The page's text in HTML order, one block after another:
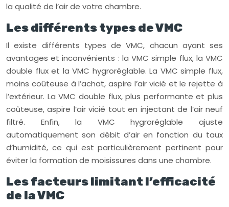
la qualité de l’air de votre chambre.
Les différents types de VMC
Il existe différents types de VMC, chacun ayant ses
avantages et inconvénients : la VMC simple flux, la VMC
double flux et la VMC hygroréglable. La VMC simple flux,
moins coûteuse à l’achat, aspire l’air vicié et le rejette à
l’extérieur. La VMC double flux, plus performante et plus
coûteuse, aspire l’air vicié tout en injectant de l’air neuf
filtré. Enfin, la VMC hygroréglable ajuste
automatiquement son débit d’air en fonction du taux
d’humidité, ce qui est particulièrement pertinent pour
éviter la formation de moisissures dans une chambre.
Les facteurs limitant l’efficacité
de la VMC